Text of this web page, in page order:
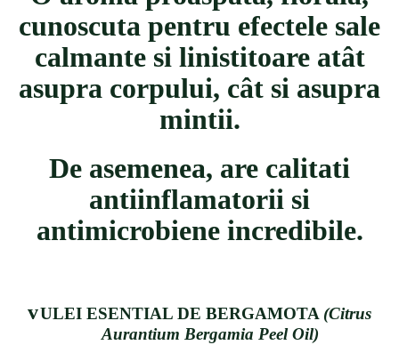
cunoscuta pentru efectele sale
calmante si linistitoare atât
asupra corpului, cât si asupra
mintii.
De asemenea, are calitati
antiinflamatorii si
antimicrobiene incredibile.
vULEI ESENTIAL DE BERGAMOTA (Citrus
Aurantium Bergamia Peel Oil)